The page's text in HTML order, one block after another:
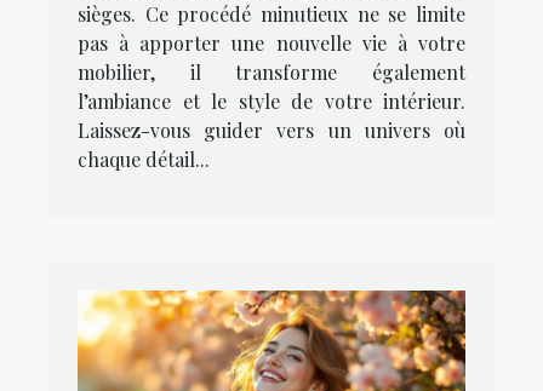
sièges. Ce procédé minutieux ne se limite
pas à apporter une nouvelle vie à votre
mobilier, il transforme également
l’ambiance et le style de votre intérieur.
Laissez-vous guider vers un univers où
chaque détail...